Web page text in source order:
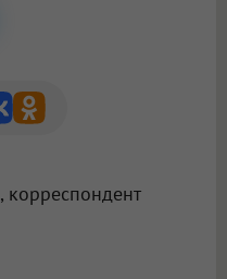
, корреспондент